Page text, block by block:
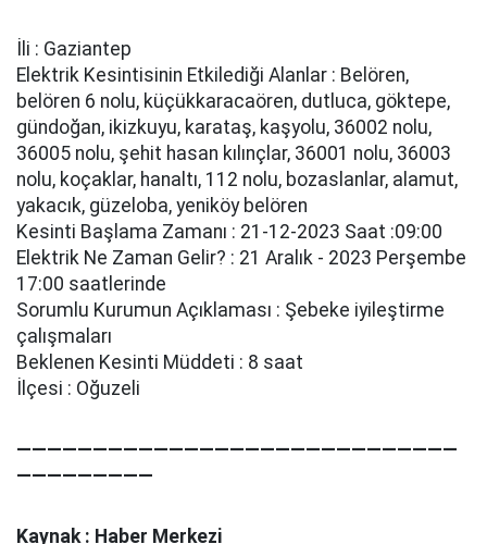
İli : Gaziantep
Elektrik Kesintisinin Etkilediği Alanlar : Belören,
belören 6 nolu, küçükkaracaören, dutluca, göktepe,
gündoğan, i̇ki̇zkuyu, karataş, kaşyolu, 36002 nolu,
36005 nolu, şehi̇t hasan kılınçlar, 36001 nolu, 36003
nolu, koçaklar, hanaltı, 112 nolu, bozaslanlar, alamut,
yakacık, güzeloba, yeni̇köy belören
Kesinti Başlama Zamanı : 21-12-2023 Saat :09:00
Elektrik Ne Zaman Gelir? : 21 Aralık - 2023 Perşembe
17:00 saatlerinde
Sorumlu Kurumun Açıklaması : Şebeke i̇yi̇leşti̇rme
çalışmaları
Beklenen Kesinti Müddeti : 8 saat
İlçesi : Oğuzeli
—————————————————————————————
—————————
Kaynak : Haber Merkezi